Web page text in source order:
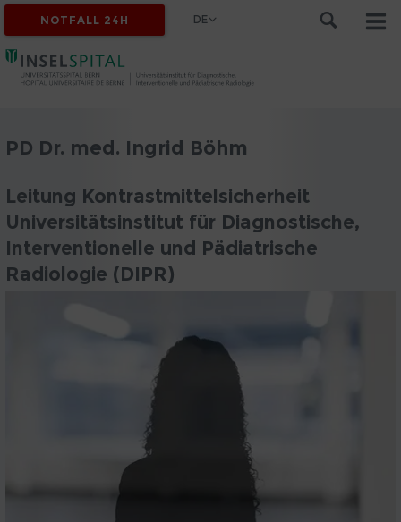
NOTFALL 24H DE
PD Dr. med. Ingrid Böhm
Leitung Kontrastmittelsicherheit
Universitätsinstitut für Diagnostische,
Interventionelle und Pädiatrische
Radiologie (DIPR)